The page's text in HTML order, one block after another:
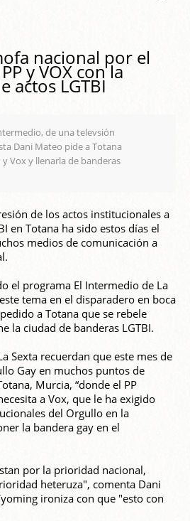
nacional por el
y VOX con la
actos LGTBI
de una televsión
Dani Mateo pide a Totana
Vox y llenarla de banderas
de los actos institucionales a
en Totana ha sido estos días el
medios de comunicación a
el programa El Intermedio de La
tema en el disparadero en boca
a Totana que se rebele
la ciudad de banderas LGTBI.
Sexta recuerdan que este mes de
Gay en muchos puntos de
Murcia, “donde el PP
a Vox, que le ha exigido
del Orgullo en la
la bandera gay en el
por la prioridad nacional,
heteruza", comenta Dani
ironiza con que "esto con